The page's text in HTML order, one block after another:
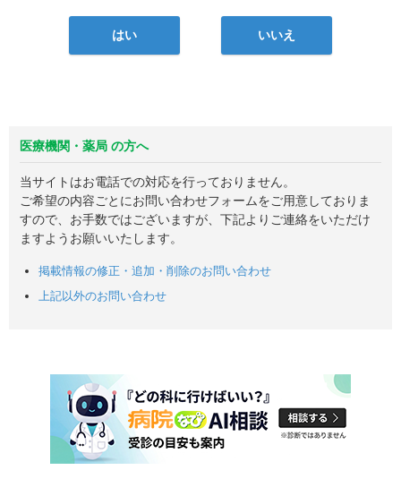
はい いいえ
医療機関・薬局 の方へ
当サイトはお電話での対応を行っておりません。
ご希望の内容ごとにお問い合わせフォームをご用意しておりま
すので、お手数ではございますが、下記よりご連絡をいただけ
ますようお願いいたします。
掲載情報の修正・追加・削除のお問い合わせ
上記以外のお問い合わせ